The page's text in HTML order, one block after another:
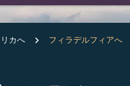
カへ フィラデルフィアへ